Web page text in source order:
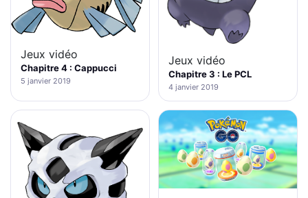
Jeux vidéo
Chapitre 4 : Cappucci
5 janvier 2019
Jeux vidéo
Chapitre 3 : Le PCL
4 janvier 2019